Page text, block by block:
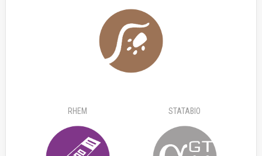
RHEM STATABIO